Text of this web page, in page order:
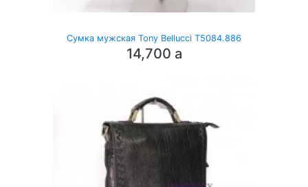
Сумка мужская Tony Bellucci T5084.886
14,700 a